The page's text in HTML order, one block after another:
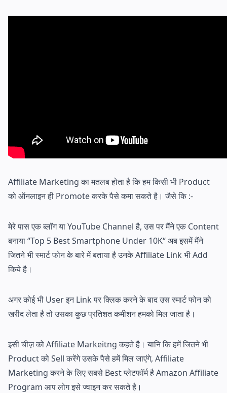
Affiliate Marketing का मतलब होता है कि हम किसी भी Product
को ऑनलाइन ही Promote करके पैसे कमा सकते है। जैसे कि :-
मेरे पास एक ब्लॉग या YouTube Channel है, उस पर मैंने एक Content
बनाया “Top 5 Best Smartphone Under 10K“ अब इसमें मैंने
जितने भी स्मार्ट फोन के बारे में बताया है उनके Affiliate Link भी Add
किये है।
अगर कोई भी User इन Link पर क्लिक करने के बाद उस स्मार्ट फोन को
खरीद लेता है तो उसका कुछ प्रतिशत कमीशन हमको मिल जाता है।
इसी चीज़ को Affiliate Markeitng कहते है। यानि कि हमें जितने भी
Product को Sell करेंगे उसके पैसे हमें मिल जाएंगे, Affiliate
Marketing करने के लिए सबसे Best प्लेटफॉर्म है Amazon Affiliate
Program आप लोग इसे ज्वाइन कर सकते है।